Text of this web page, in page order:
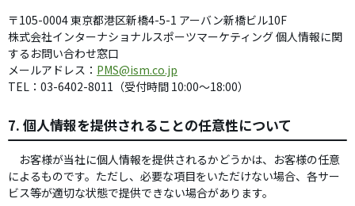
〒105-0004 東京都港区新橋4-5-1 アーバン新橋ビル10F
株式会社インターナショナルスポーツマーケティング 個人情報に関
するお問い合わせ窓口
メールアドレス： PMS@ism.co.jp
TEL：03-6402-8011（受付時間 10:00～18:00）
7. 個人情報を提供されることの任意性について
お客様が当社に個人情報を提供されるかどうかは、お客様の任意
によるものです。ただし、必要な項目をいただけない場合、各サー
ビス等が適切な状態で提供できない場合があります。